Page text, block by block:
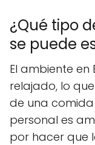
¿Qué tipo
se puede
El ambiente
relajado, lo
de una comida
personal es
por hacer que